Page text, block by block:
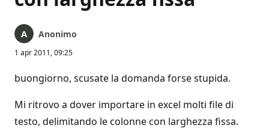
Anonimo
1 apr 2011, 09:25
buongiorno, scusate la domanda forse stupida.
Mi ritrovo a dover importare in excel molti file di
testo, delimitando le colonne con larghezza fissa.